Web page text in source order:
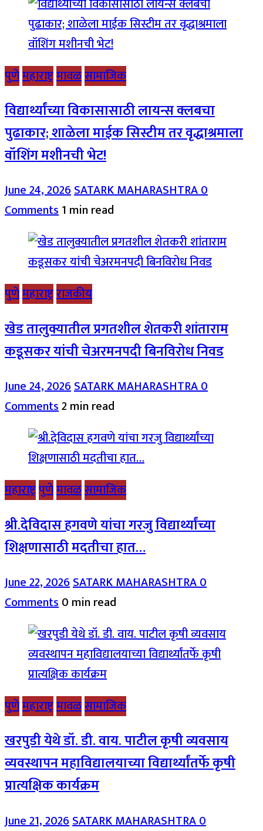
पुणेमहाराष्ट्रमावळसामाजिक
विद्यार्थ्यांच्या विकासासाठी लायन्स क्लबचा
पुढाकार; शाळेला माईक सिस्टीम तर वृद्धाश्रमाला
वॉशिंग मशीनची भेट!
June 24, 2026SATARK MAHARASHTRA0
Comments1 min read
पुणेमहाराष्ट्रराजकीय
खेड तालुक्यातील प्रगतशील शेतकरी शांताराम
कडूसकर यांची चेअरमनपदी बिनविरोध निवड
June 24, 2026SATARK MAHARASHTRA0
Comments2 min read
महाराष्ट्रपुणेमावळसामाजिक
श्री.देविदास हगवणे यांचा गरजु विद्यार्थ्यांच्या
शिक्षणासाठी मदतीचा हात…
June 22, 2026SATARK MAHARASHTRA0
Comments0 min read
पुणेमहाराष्ट्रमावळसामाजिक
खरपुडी येथे डॉ. डी. वाय. पाटील कृषी व्यवसाय
व्यवस्थापन महाविद्यालयाच्या विद्यार्थ्यांतर्फे कृषी
प्रात्यक्षिक कार्यक्रम
June 21, 2026SATARK MAHARASHTRA0